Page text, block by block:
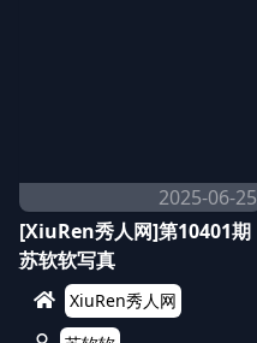
2025-06-25
[XiuRen秀人网]第10401期
苏软软写真
XiuRen秀人网